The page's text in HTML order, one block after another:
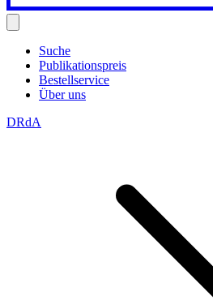
Suche
Publikationspreis
Bestellservice
Über uns
DRdA